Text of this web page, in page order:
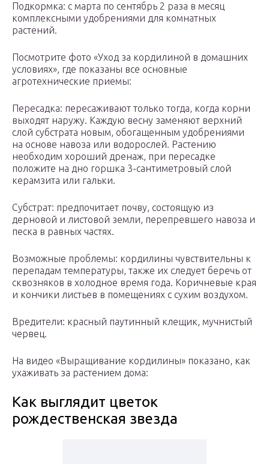
Подкормка: с марта по сентябрь 2 раза в месяц
комплексными удобрениями для комнатных
растений.
Посмотрите фото «Уход за кордилиной в домашних
условиях», где показаны все основные
агротехнические приемы:
Пересадка: пересаживают только тогда, когда корни
выходят наружу. Каждую весну заменяют верхний
слой субстрата новым, обогащенным удобрениями
на основе навоза или водорослей. Растению
необходим хороший дренаж, при пересадке
положите на дно горшка 3-сантиметровый слой
керамзита или гальки.
Субстрат: предпочитает почву, состоящую из
дерновой и листовой земли, перепревшего навоза и
песка в равных частях.
Возможные проблемы: кордилины чувствительны к
перепадам температуры, также их следует беречь от
сквозняков в холодное время года. Коричневые края
и кончики листьев в помещениях с сухим воздухом.
Вредители: красный паутинный клещик, мучнистый
червец.
На видео «Выращивание кордилины» показано, как
ухаживать за растением дома:
Как выглядит цветок
рождественская звезда